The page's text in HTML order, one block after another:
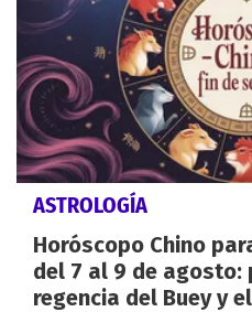
ASTROLOGÍA
Horóscopo Chino
del 7 al 9 de agosto:
regencia del Buey y